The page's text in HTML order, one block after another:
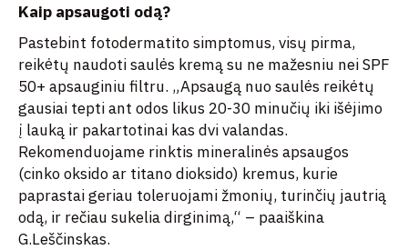
Kaip apsaugoti odą?
Pastebint fotodermatito simptomus, visų pirma,
reikėtų naudoti saulės kremą su ne mažesniu nei SPF
50+ apsauginiu filtru. „Apsaugą nuo saulės reikėtų
gausiai tepti ant odos likus 20-30 minučių iki išėjimo
į lauką ir pakartotinai kas dvi valandas.
Rekomenduojame rinktis mineralinės apsaugos
(cinko oksido ar titano dioksido) kremus, kurie
paprastai geriau toleruojami žmonių, turinčių jautrią
odą, ir rečiau sukelia dirginimą,“ – paaiškina
G.Leščinskas.